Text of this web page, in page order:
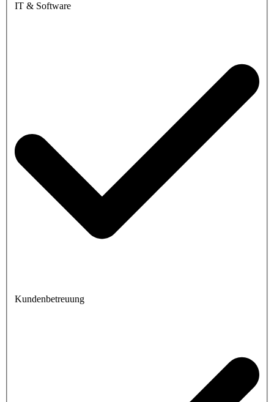
IT & Software
Kundenbetreuung